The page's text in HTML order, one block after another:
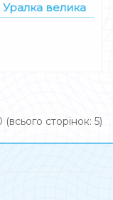
Уралка велика
сторінок: 5)